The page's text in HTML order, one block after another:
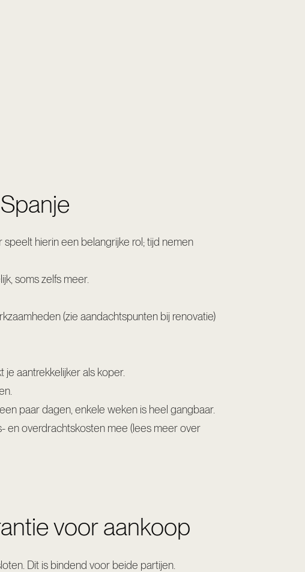
hierin een belangrijke rol; tijd nemen
soms zelfs meer.
(zie aandachtspunten bij renovatie)
aantrekkelijker als koper.
paar dagen, enkele weken is heel gangbaar.
en overdrachtskosten mee (lees meer over
voor aankoop
Dit is bindend voor beide partijen.